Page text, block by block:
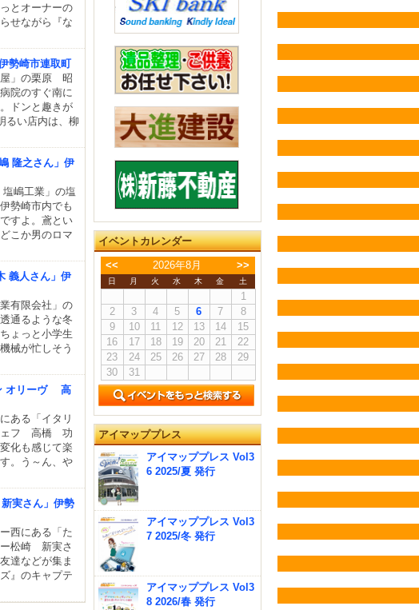
とオーナーの
せながら『な
勢崎市連取町
屋」の栗原 昭
院のすぐ南に
ドンと趣きが
るい店内は、柳
隆之さん」伊
嶋工業」の塩
勢崎市内でも
すよ。鳶とい
こか男のロマ
義人さん」伊
有限会社」の
通るような冬
ょっと小学生
械が忙しそう
オリーヴ 高
ある「イタリ
ェフ 高橋 功
化も感じて楽
。う～ん、や
実さん」伊勢
西にある「た
松崎 新実さ
達などが集ま
』のキャプテ
イベントカレンダー
<<
2026年8月 >>
日 月 火 水 木 金 土
1
2
3 4 5 6 7
8
9
10 11 12 13 14
15
16
17 18 19 20 21
22
23
24 25 26 27 28
29
30
31
アイマッププレス
アイマッププレス Vol3
6 2025/夏 発行
アイマッププレス Vol3
7 2025/冬 発行
アイマッププレス Vol3
8 2026/春 発行